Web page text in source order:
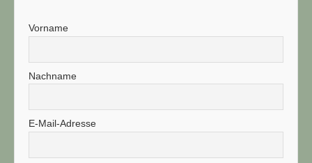
Vorname
Nachname
E-Mail-Adresse